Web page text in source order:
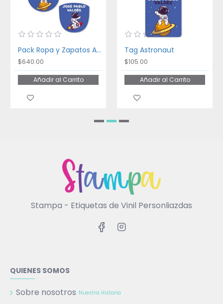
Pack Ropa y Zapatos Astronaut
$640.00
Añadir al Carrito
Tag Astronaut
$105.00
Añadir al Carrito
Stampa - Etiquetas de Vinil Personliazdas
QUIENES SOMOS
Sobre nosotros Nuestra Historia